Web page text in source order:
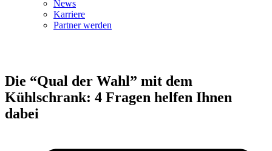
News
Karriere
Partner werden
Die “Qual der Wahl” mit dem
Kühlschrank: 4 Fragen helfen Ihnen
dabei